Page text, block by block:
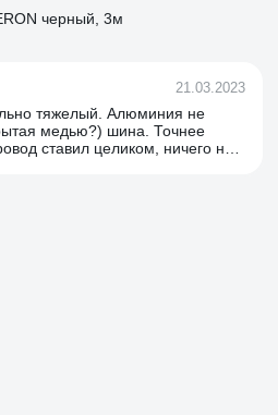
черный, 3м
21.03.2023
тяжелый. Алюминия не
медью?) шина. Точнее
ставил целиком, ничего не
корпусе хорошо. Крепеж для
Резьба нигде не сорвана (что
изделиях).